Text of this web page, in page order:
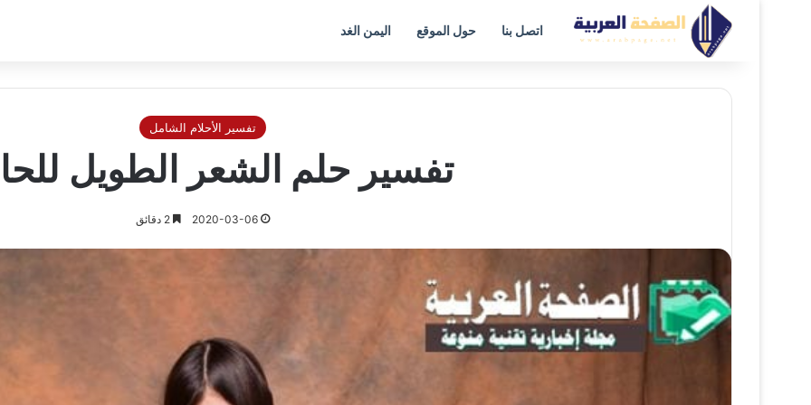
اتصل بنا حول الموقع اليمن الغد
تفسير الأحلام الشامل
تفسير حلم الشعر الطويل
2020-03-06